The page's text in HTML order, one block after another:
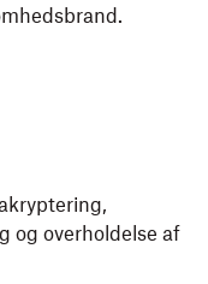
og overholdelse af